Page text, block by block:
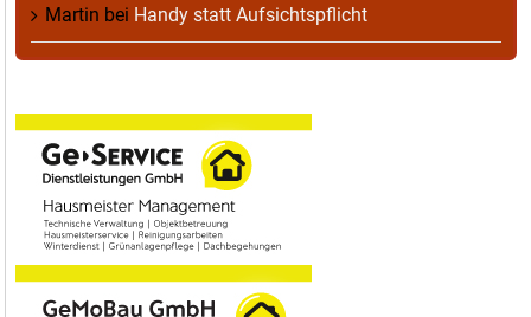
Martin bei Handy statt Aufsichtspflicht